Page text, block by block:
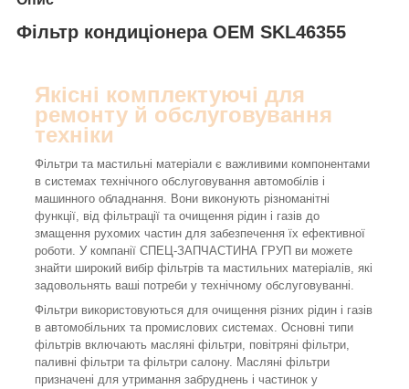
Фільтр кондиціонера OEM SKL46355
Якісні комплектуючі для
ремонту й обслуговування
техніки
Фільтри та мастильні матеріали є важливими компонентами
в системах технічного обслуговування автомобілів і
машинного обладнання. Вони виконують різноманітні
функції, від фільтрації та очищення рідин і газів до
змащення рухомих частин для забезпечення їх ефективної
роботи. У компанії СПЕЦ-ЗАПЧАСТИНА ГРУП ви можете
знайти широкий вибір фільтрів та мастильних матеріалів, які
задовольнять ваші потреби у технічному обслуговуванні.
Фільтри використовуються для очищення різних рідин і газів
в автомобільних та промислових системах. Основні типи
фільтрів включають масляні фільтри, повітряні фільтри,
паливні фільтри та фільтри салону. Масляні фільтри
призначені для утримання забруднень і частинок у